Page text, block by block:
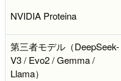
NVIDIA Proteina
第三者モデル（DeepSeek-
V3 / Evo2 / Gemma /
Llama）